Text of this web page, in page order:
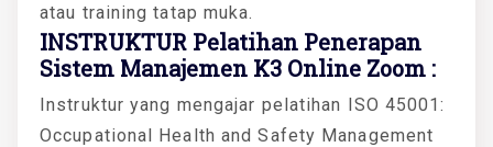
atau training tatap muka.
INSTRUKTUR Pelatihan Penerapan
Sistem Manajemen K3 Online Zoom :
Instruktur yang mengajar pelatihan ISO 45001:
Occupational Health and Safety Management